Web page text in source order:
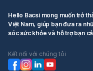
Hello Bacsi mong muốn trở
Việt Nam, giúp bạn đưa ra
sóc sức khỏe và hỗ trợ bạn
Kết nối với chúng tôi